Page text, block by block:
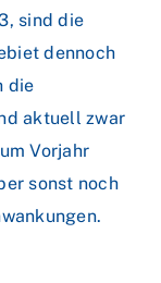
sind die
dennoch
die
aktuell zwar
Vorjahr
sonst noch